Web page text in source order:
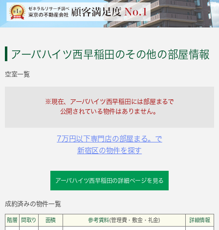
アーバハイツ西早稲田のその他の部屋情報
空室一覧
※現在、アーバハイツ西早稲田には部屋まるで
公開されている物件はありません。
7万円以下専門店の部屋まる。で
新宿区の物件を探す
アーバハイツ西早稲田の詳細ページを見る
成約済みの物件一覧
階層 間取り 面積 参考賃料(管理費・敷金・礼金) 詳細情報